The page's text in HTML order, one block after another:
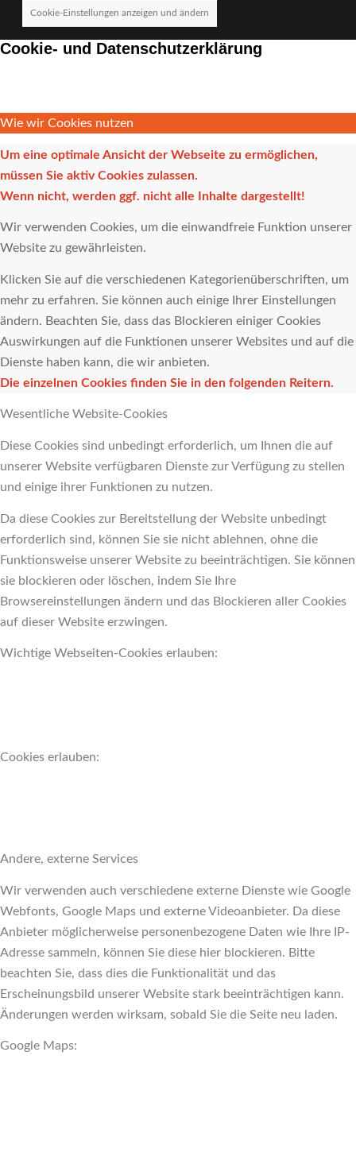
Cookie-Einstellungen anzeigen und ändern
Cookie- und Datenschutzerklärung
Wie wir Cookies nutzen
Um eine optimale Ansicht der Webseite zu ermöglichen,
müssen Sie aktiv Cookies zulassen.
Wenn nicht, werden ggf. nicht alle Inhalte dargestellt!
Wir verwenden Cookies, um die einwandfreie Funktion unserer
Website zu gewährleisten.
Klicken Sie auf die verschiedenen Kategorienüberschriften, um
mehr zu erfahren. Sie können auch einige Ihrer Einstellungen
ändern. Beachten Sie, dass das Blockieren einiger Cookies
Auswirkungen auf die Funktionen unserer Websites und auf die
Dienste haben kann, die wir anbieten.
Die einzelnen Cookies finden Sie in den folgenden Reitern.
Wesentliche Website-Cookies
Diese Cookies sind unbedingt erforderlich, um Ihnen die auf
unserer Website verfügbaren Dienste zur Verfügung zu stellen
und einige ihrer Funktionen zu nutzen.
Da diese Cookies zur Bereitstellung der Website unbedingt
erforderlich sind, können Sie sie nicht ablehnen, ohne die
Funktionsweise unserer Website zu beeinträchtigen. Sie können
sie blockieren oder löschen, indem Sie Ihre
Browsereinstellungen ändern und das Blockieren aller Cookies
auf dieser Website erzwingen.
Wichtige Webseiten-Cookies erlauben:
Cookies erlauben:
Andere, externe Services
Wir verwenden auch verschiedene externe Dienste wie Google
Webfonts, Google Maps und externe Videoanbieter. Da diese
Anbieter möglicherweise personenbezogene Daten wie Ihre IP-
Adresse sammeln, können Sie diese hier blockieren. Bitte
beachten Sie, dass dies die Funktionalität und das
Erscheinungsbild unserer Website stark beeinträchtigen kann.
Änderungen werden wirksam, sobald Sie die Seite neu laden.
Google Maps: